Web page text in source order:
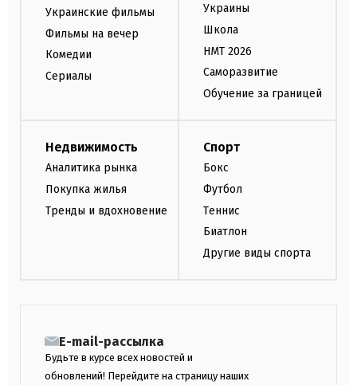
Украинские фильмы
Фильмы на вечер
Комедии
Сериалы
Украины
Школа
НМТ 2026
Саморазвитие
Обучение за границей
Недвижимость
Аналитика рынка
Покупка жилья
Тренды и вдохновение
Спорт
Бокс
Футбол
Теннис
Биатлон
Другие виды спорта
E-mail-рассылка
Будьте в курсе всех новостей и
обновлений! Перейдите на страницу наших